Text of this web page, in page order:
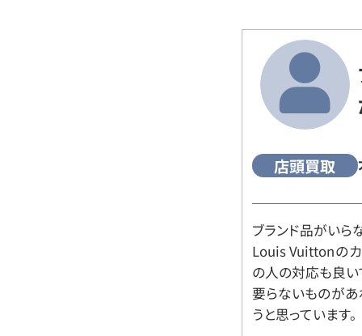
店頭買取
ブランド品がいら
Louis Vuittonの
の人の対応も良い
要らないものがあ
うと思っています。